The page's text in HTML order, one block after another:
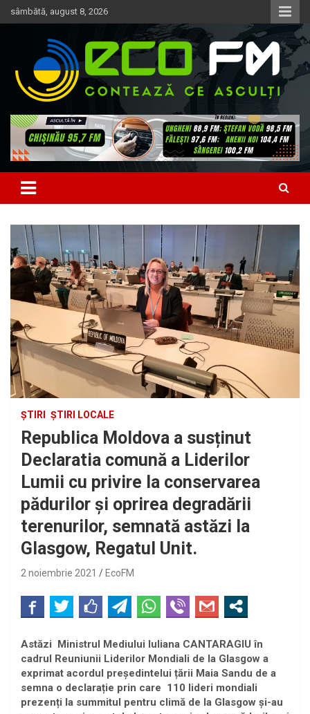
Skip
to
sâmbătă, august 8, 2026
EcoFM
ȘTIRI ȘTIRI LOCALE
Republica Moldova a susținut
Declaratia comună a Liderilor
Lumii cu privire la conservarea
pădurilor și oprirea degradării
terenurilor, semnată astăzi la
Glasgow, Regatul Unit.
2 noiembrie 2021 EcoFM
Astăzi Ministrul Mediului Iuliana CANTARAGIU în
cadrul Reuniunii Liderilor Mondiali de la Glasgow a
exprimat acordul președintelui țării Maia Sandu de a
semna o declarație prin care 110 lideri mondiali
prezenți la summitul pentru climă de la Glasgow și-au